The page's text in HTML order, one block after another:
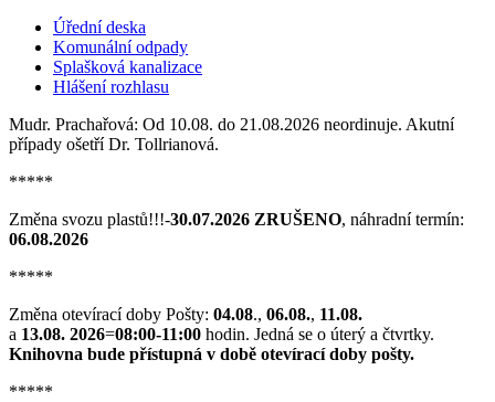
Úřední deska
Komunální odpady
Splašková kanalizace
Hlášení rozhlasu
Mudr. Prachařová: Od 10.08. do 21.08.2026 neordinuje. Akutní
případy ošetří Dr. Tollrianová.
*****
Změna svozu plastů!!!-30.07.2026 ZRUŠENO, náhradní termín:
06.08.2026
*****
Změna otevírací doby Pošty: 04.08., 06.08., 11.08.
a 13.08. 2026=08:00-11:00 hodin. Jedná se o úterý a čtvrtky.
Knihovna bude přístupná v době otevírací doby pošty.
*****